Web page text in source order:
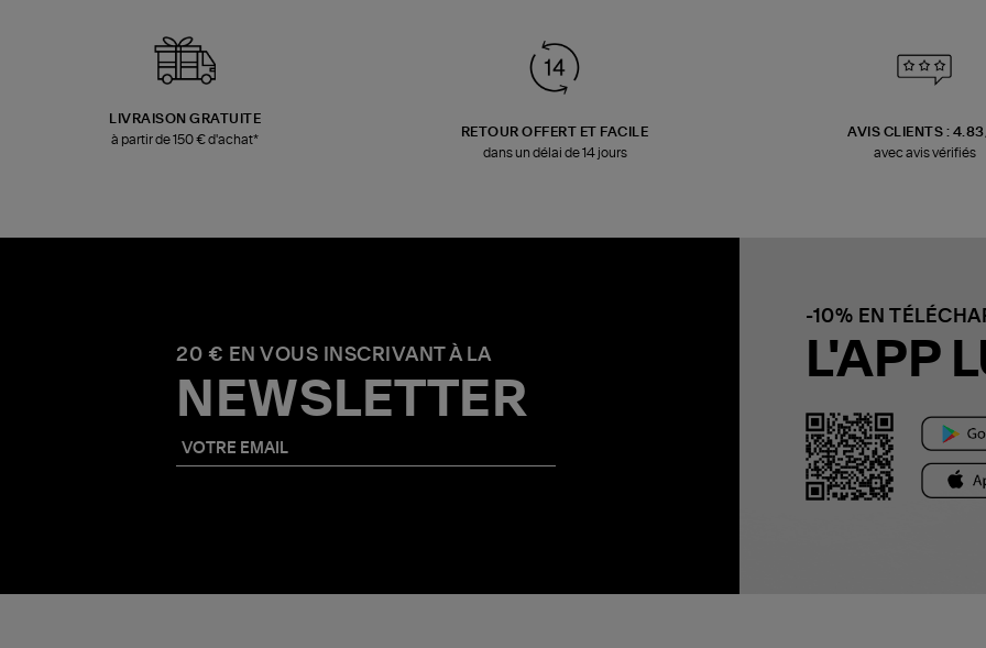
LIVRAISON GRATUITE
à partir de 150 € d'achat*
RETOUR OFFERT ET FACILE
dans un délai de 14 jours
AVIS CLIENTS :
avec avis vérifiés
20 € EN VOUS INSCRIVANT À LA
NEWSLETTER
-10% EN
L'APP